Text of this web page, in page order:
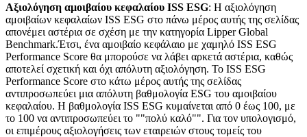
Αξιολόγηση αμοιβαίου κεφαλαίου ISS ESG: Η αξιολόγηση
αμοιβαίων κεφαλαίων ISS ESG στο πάνω μέρος αυτής της σελίδας
απονέμει αστέρια σε σχέση με την κατηγορία Lipper Global
Benchmark.Έτσι, ένα αμοιβαίο κεφάλαιο με χαμηλό ISS ESG
Performance Score θα μπορούσε να λάβει αρκετά αστέρια, καθώς
αποτελεί σχετική και όχι απόλυτη αξιολόγηση. Το ISS ESG
Performance Score στο κάτω μέρος αυτής της σελίδας
αντιπροσωπεύει μια απόλυτη βαθμολογία ESG του αμοιβαίου
κεφαλαίου. Η βαθμολογία ISS ESG κυμαίνεται από 0 έως 100, με
το 100 να αντιπροσωπεύει το ""πολύ καλό"". Για τον υπολογισμό,
οι επιμέρους αξιολογήσεις των εταιρειών στους τομείς του